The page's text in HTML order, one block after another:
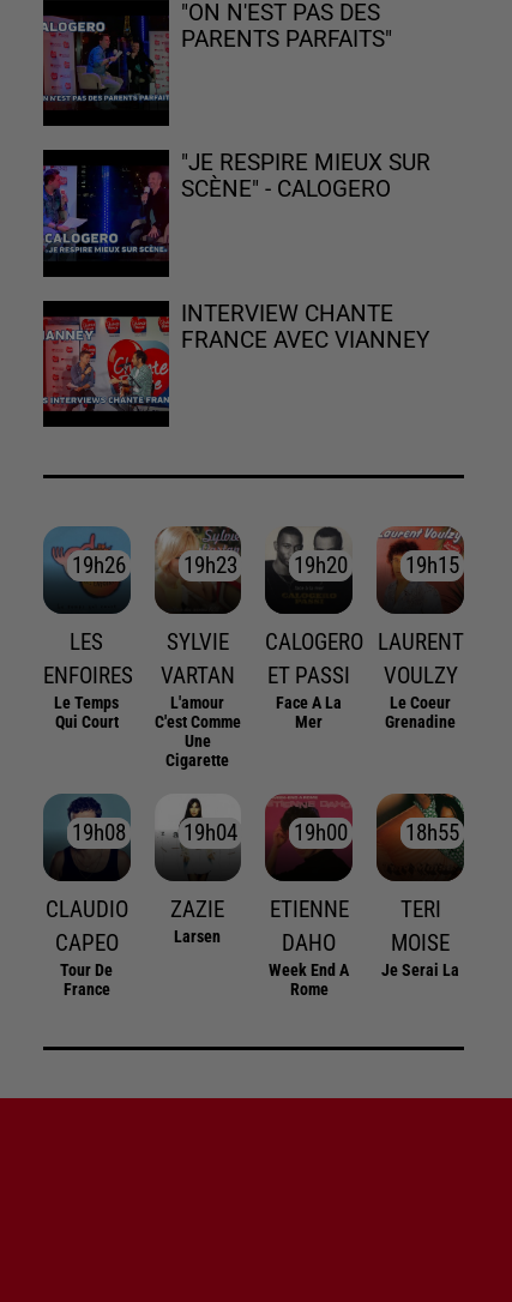
"ON N'EST PAS DES
PARENTS PARFAITS"
"JE RESPIRE MIEUX SUR
SCÈNE" - CALOGERO
INTERVIEW CHANTE
FRANCE AVEC VIANNEY
19h26
19h26
LES
ENFOIRES
Le Temps
Qui Court
19h23
19h23
SYLVIE
VARTAN
L'amour
C'est Comme
Une
Cigarette
19h20
19h20
CALOGERO
ET PASSI
Face A La
Mer
19h15
19h15
LAURENT
VOULZY
Le Coeur
Grenadine
19h08
19h08
CLAUDIO
CAPEO
Tour De
France
19h04
19h04
ZAZIE
Larsen
19h00
19h00
ETIENNE
DAHO
Week End A
Rome
18h55
18h55
TERI
MOISE
Je Serai La